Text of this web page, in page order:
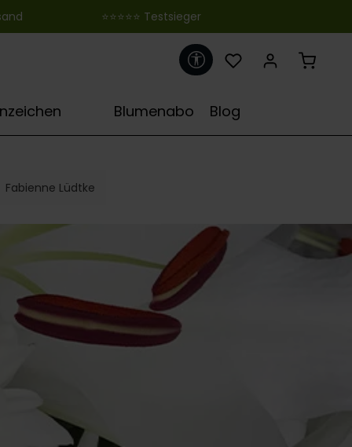
‎⭐⭐⭐⭐⭐ Testsieger
Werkzeugleiste anzeigen
Blumenabo Blog
Fabienne Lüdtke